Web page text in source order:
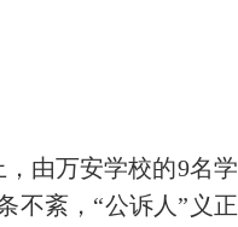
由万安学校的9名学
不紊，“公诉人”义正